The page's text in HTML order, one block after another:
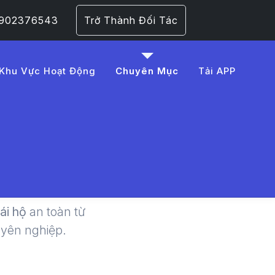
Trở Thành Đối Tác
Khu Vực Hoạt Động Chuyên Mục Tải APP
|
hộ an toàn từ
nghiệp.